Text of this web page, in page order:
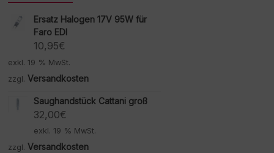
Ersatz Halogen 17V 95W für
Faro EDI
10,95€
exkl. 19 % MwSt.
zzgl. Versandkosten
Saughandstück Cattani groß
32,00€
exkl. 19 % MwSt.
zzgl. Versandkosten